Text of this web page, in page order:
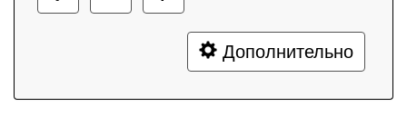
Дополнительно